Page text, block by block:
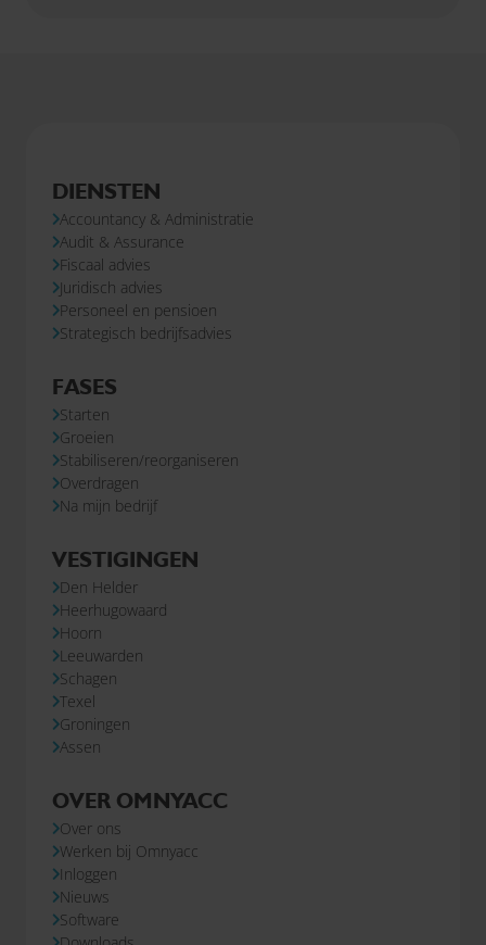
DIENSTEN
Accountancy & Administratie
Audit & Assurance
Fiscaal advies
Juridisch advies
Personeel en pensioen
Strategisch bedrijfsadvies
FASES
Starten
Groeien
Stabiliseren/reorganiseren
Overdragen
Na mijn bedrijf
VESTIGINGEN
Den Helder
Heerhugowaard
Hoorn
Leeuwarden
Schagen
Texel
Groningen
Assen
OVER OMNYACC
Over ons
Werken bij Omnyacc
Inloggen
Nieuws
Software